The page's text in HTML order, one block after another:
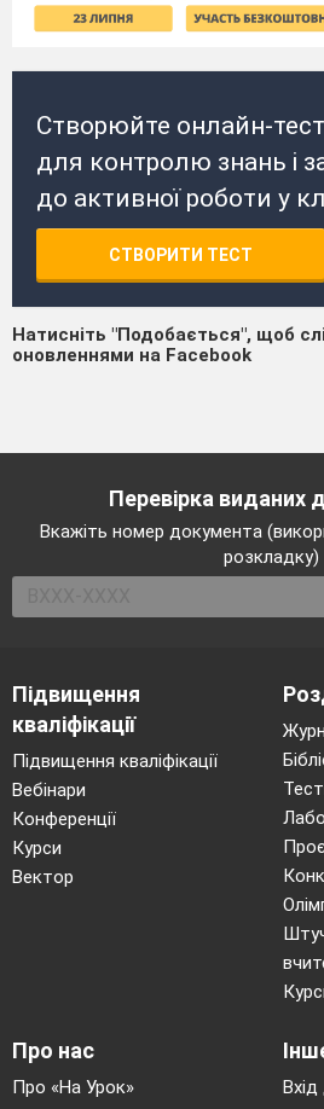
Створюйте онлайн-
для контролю знань і
до активної роботи у
СТВОРИТИ ТЕСТ
Натисніть "Подобається", щоб
оновленнями на Facebook
Перевірка виданих
Вкажіть номер документа
розкладку)
Підвищення
кваліфікації
Підвищення кваліфікації
Вебінари
Конференції
Курси
Вектор
Про нас
Про «На Урок»